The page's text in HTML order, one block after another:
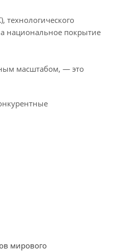
технологического
национальное покрытие
масштабом, — это
мирового